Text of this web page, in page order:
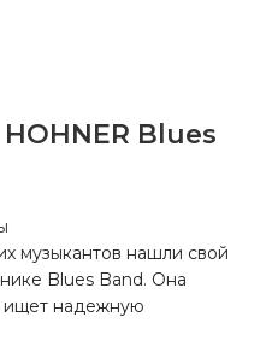
Blues
музыкантов нашли свой
Blues Band. Она
ищет надежную